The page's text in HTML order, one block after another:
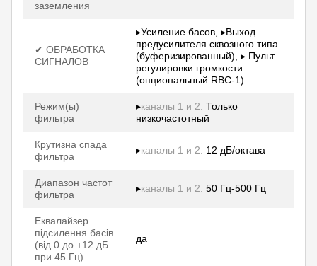
заземления
✔ ОБРАБОТКА
СИГНАЛОВ
▸Усиление басов, ▸Выход
предусилителя сквозного типа
(буферизированный), ▸ Пульт
регулировки громкости
(опциональный RBC-1)
Режим(ы)
фильтра
▸каналы 1 и 2: Только
низкочастотный
Крутизна спада
фильтра
▸каналы 1 и 2: 12 дБ/октава
Диапазон частот
фильтра
▸каналы 1 и 2: 50 Гц-500 Гц
Еквалайзер
підсилення басів
(від 0 до +12 дБ
при 45 Гц)
да